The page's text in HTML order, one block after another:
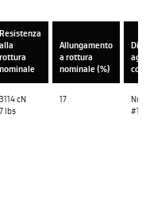
Resistenza
alla
rottura
nominale
Allungamento
a rottura
nominale (%)
3114 cN
7 lbs
17
Nm